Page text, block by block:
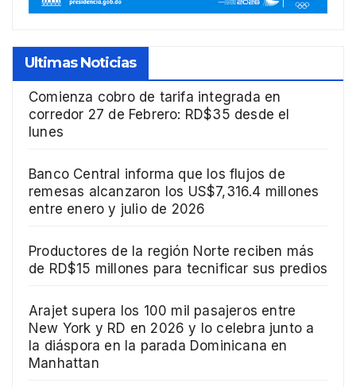
Ultimas Noticias
Comienza cobro de tarifa integrada en
corredor 27 de Febrero: RD$35 desde el
lunes
Banco Central informa que los flujos de
remesas alcanzaron los US$7,316.4 millones
entre enero y julio de 2026
Productores de la región Norte reciben más
de RD$15 millones para tecnificar sus predios
Arajet supera los 100 mil pasajeros entre
New York y RD en 2026 y lo celebra junto a
la diáspora en la parada Dominicana en
Manhattan